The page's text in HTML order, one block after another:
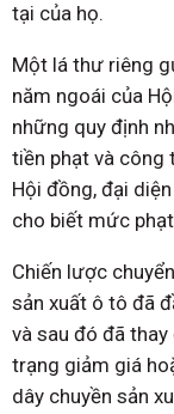
tại của họ.
Một lá thư riêng
năm ngoái của
những quy định
tiền phạt và công
Hội đồng, đại
cho biết mức
Chiến lược
sản xuất ô tô đã
và sau đó đã
trạng giảm giá
dây chuyền sản